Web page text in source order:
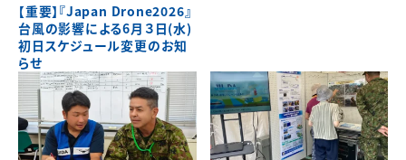
【重要】『Japan Drone2026』
台風の影響による6月３日(水)
初日スケジュール変更のお知
らせ